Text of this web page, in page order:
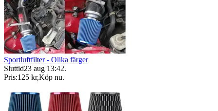
Sportluftfilter - Olika färger
Sluttid23 aug 13:42.
Pris:125 kr,Köp nu.